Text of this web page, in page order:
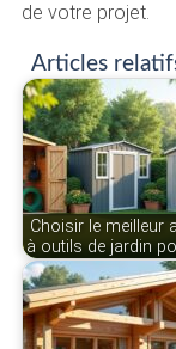
de votre projet.
Articles
Choisir le meilleur
à outils de jardin